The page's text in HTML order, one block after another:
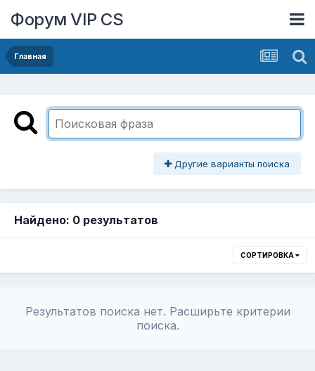
Форум VIP CS
Главная
Другие варианты поиска
Найдено: 0 результатов
СОРТИРОВКА
Результатов поиска нет. Расширьте критерии
поиска.